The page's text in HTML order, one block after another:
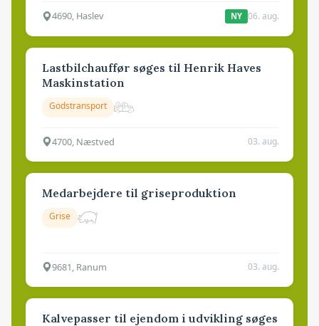
4690, Haslev NY 06. aug.
Lastbilchauffør søges til Henrik Haves
Maskinstation
Godstransport
4700, Næstved 03. aug.
Medarbejdere til griseproduktion
Grise
9681, Ranum 03. aug.
Kalvepasser til ejendom i udvikling søges